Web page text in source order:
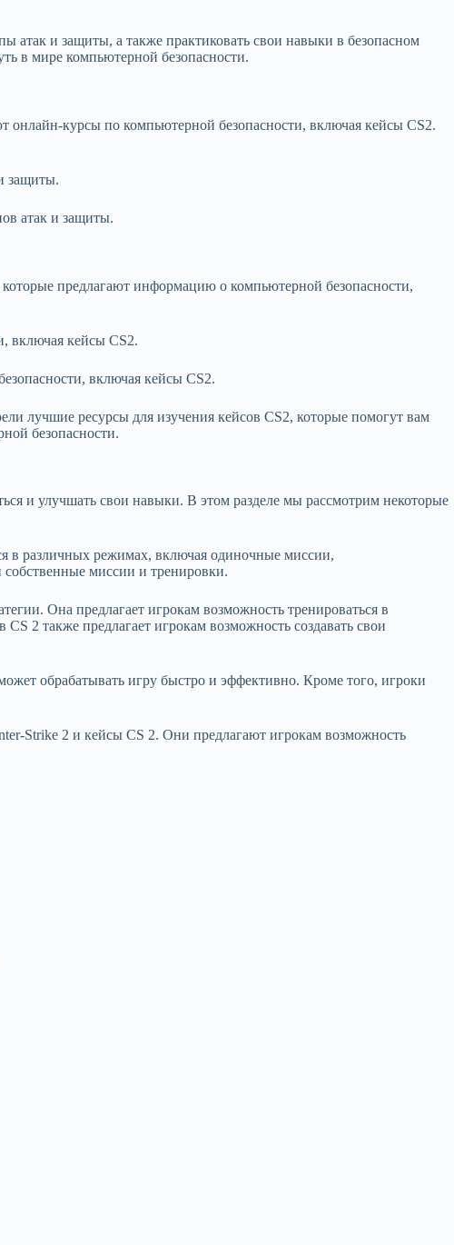
атак и защиты, а также практиковать свои навыки в безопасном
в мире компьютерной безопасности.
онлайн-курсы по компьютерной безопасности, включая кейсы CS2.
защиты.
атак и защиты.
предлагают информацию о компьютерной безопасности,
включая кейсы CS2.
включая кейсы CS2.
лучшие ресурсы для изучения кейсов CS2, которые помогут вам
безопасности.
и улучшать свои навыки. В этом разделе мы рассмотрим некоторые
в различных режимах, включая одиночные миссии,
собственные миссии и тренировки.
Она предлагает игрокам возможность тренироваться в
2 также предлагает игрокам возможность создавать свои
обрабатывать игру быстро и эффективно. Кроме того, игроки
Strike 2 и кейсы CS 2. Они предлагают игрокам возможность